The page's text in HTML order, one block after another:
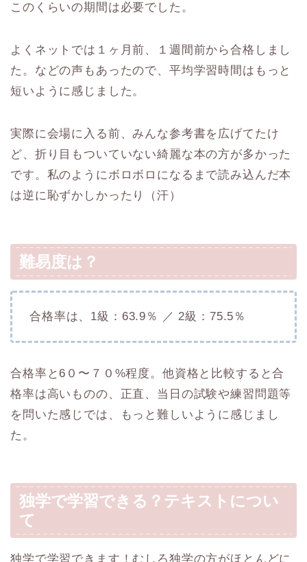
このくらいの期間は必要でした。
よくネットでは１ヶ月前、１週間前から合格しまし
た。などの声もあったので、平均学習時間はもっと
短いように感じました。
実際に会場に入る前、みんな参考書を広げてたけ
ど、折り目もついていない綺麗な本の方が多かった
です。私のようにボロボロになるまで読み込んだ本
は逆に恥ずかしかったり（汗）
難易度は？
合格率は、1級：63.9％ ／ 2級：75.5％
合格率と6０〜７０%程度。他資格と比較すると合
格率は高いものの、正直、当日の試験や練習問題等
を問いた感じでは、もっと難しいように感じまし
た。
独学で学習できる？テキストについ
て
独学で学習できます！むしろ独学の方がほとんどに